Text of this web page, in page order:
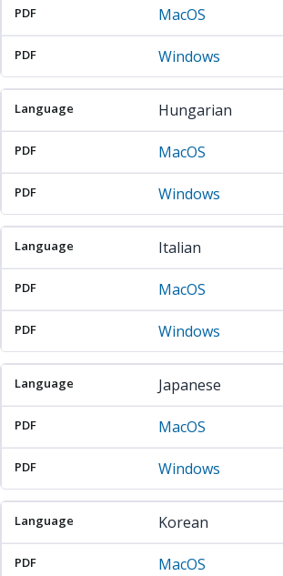
MacOS
Windows
Hungarian
MacOS
Windows
Italian
MacOS
Windows
Japanese
MacOS
Windows
Korean
MacOS